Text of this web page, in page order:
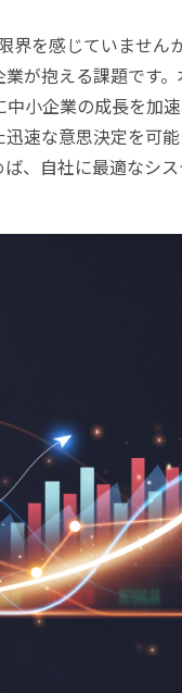
界を感じていませ
が抱える課題です
小企業の成長を加
速な意思決定を可
、自社に最適なシ